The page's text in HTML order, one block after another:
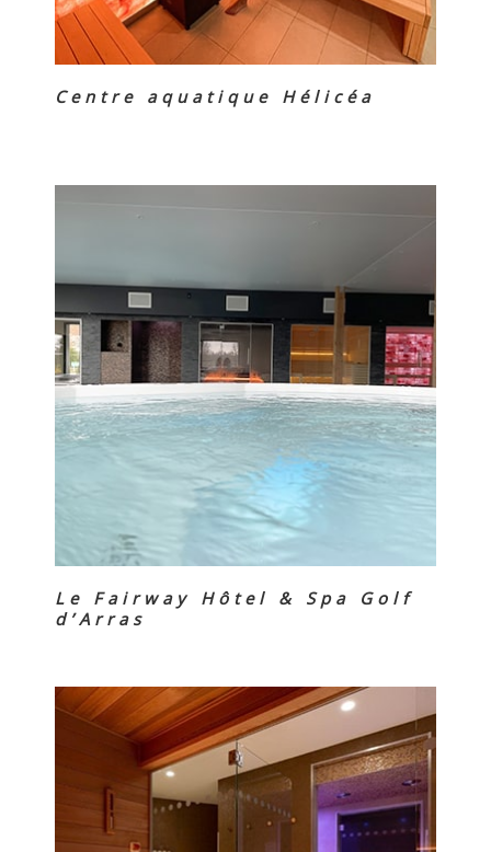
Centre aquatique Hélicéa
Le Fairway Hôtel & Spa Golf
d’Arras